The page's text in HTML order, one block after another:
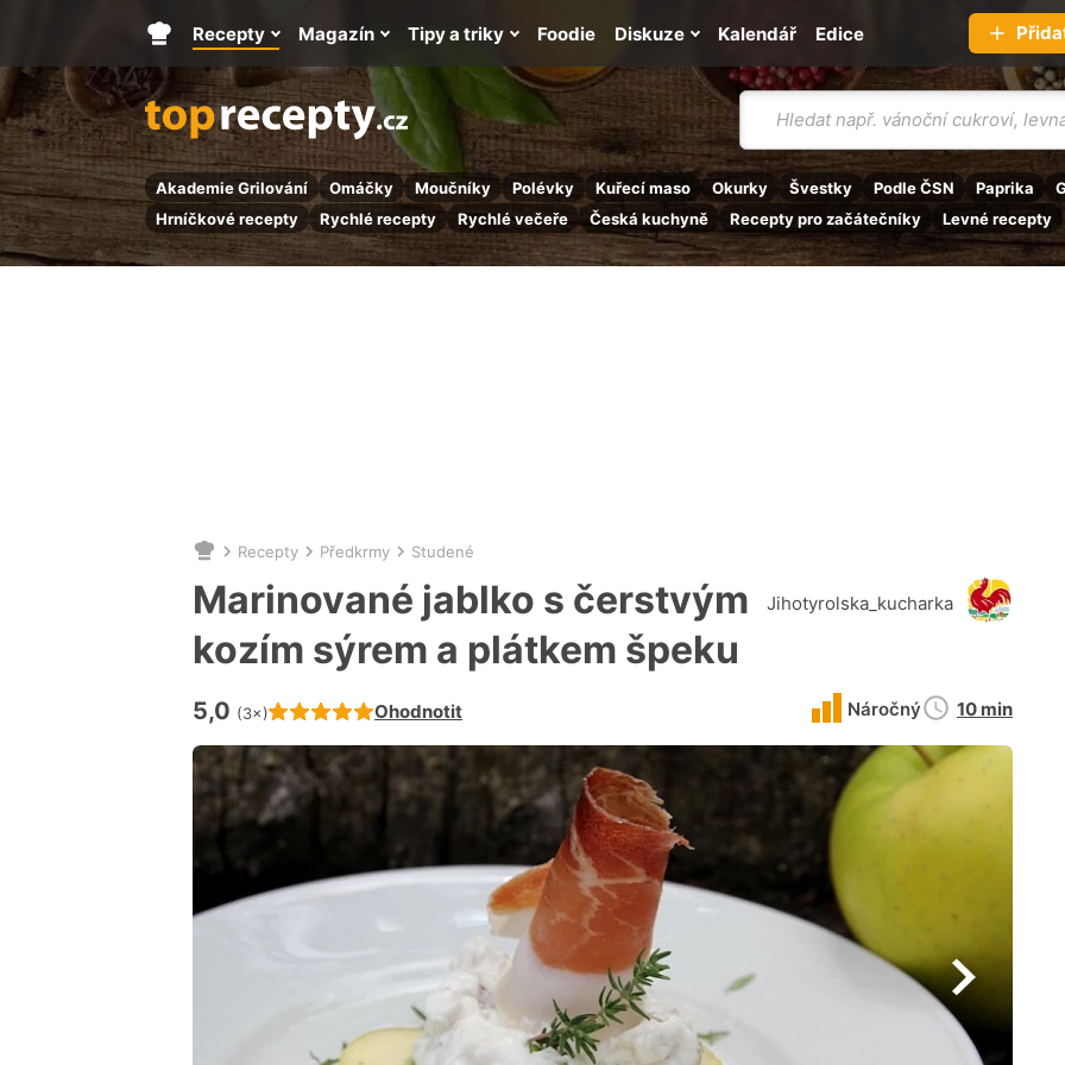
Vyhledávání
Akademie Grilování Omáčky Moučníky Polévky Kuřecí maso Okurky Švestky Podle ČSN Paprika
Hrníčkové recepty
Rychlé recepty Rychlé večeře Česká kuchyně Recepty pro začátečníky Levné recepty
Hlavní
stránka
Recepty Magazín Tipy a triky Kalendář
Foodie Diskuze Edice
Nacházíte
se
zde:
Recepty Předkrmy Studené
Marinované jablko s čerstvým
kozím sýrem a plátkem špeku
Hodnocení receptu je
5,0 (3×) Ohodnotit
Jihotyrolska_kucharka
Náročný
Doba
10 min